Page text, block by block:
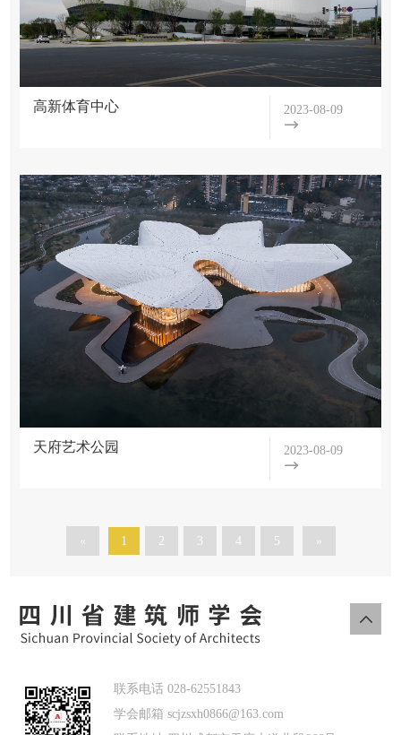
高新体育中心 2023-08-09
天府艺术公园 2023-08-09
« 1 2 3 4 5 »
联系电话 028-62551843
学会邮箱 scjzsxh0866@163.com